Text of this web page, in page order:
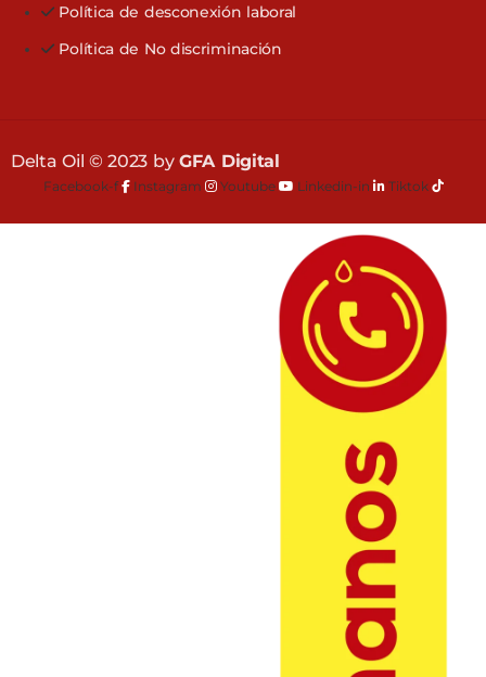
Política de desconexión laboral
Política de No discriminación
Delta Oil © 2023 by GFA Digital
Facebook-f Instagram Youtube Linkedin-in Tiktok